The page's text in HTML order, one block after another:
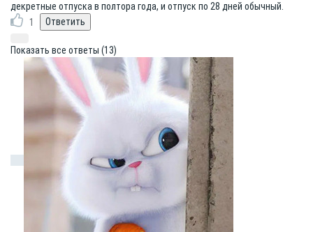
декретные отпуска в полтора года, и отпуск по 28 дней обычный.
1
Показать все ответы (13)